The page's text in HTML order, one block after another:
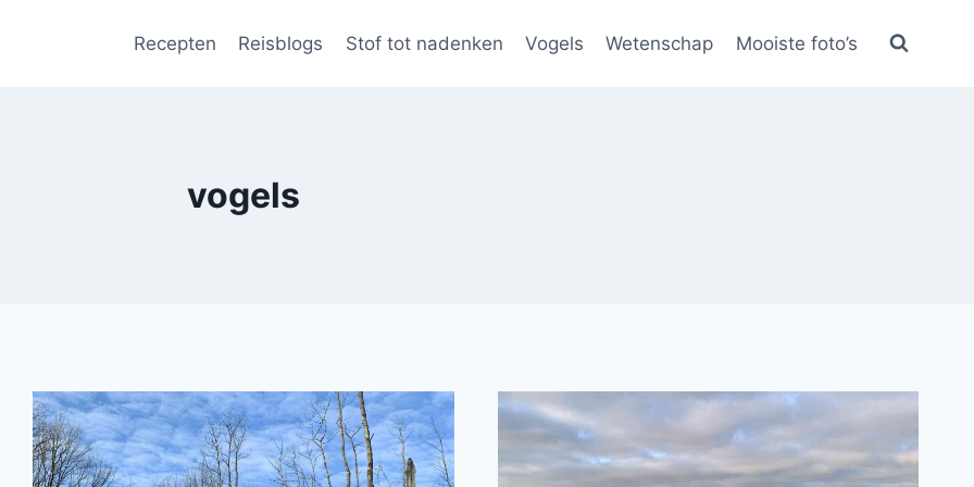
Recepten Reisblogs Stof tot nadenken Vogels Wetenschap Mooiste foto’s
vogels